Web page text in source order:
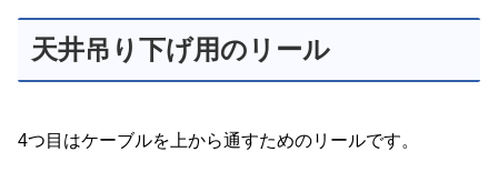
天井吊り下げ用のリール
4つ目はケーブルを上から通すためのリールです。